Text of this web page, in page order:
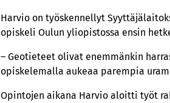
Harvio on työskennellyt
opiskeli Oulun yliopistossa ensin
– Geotieteet olivat enemmänkin
opiskelemalla aukeaa parempia
Opintojen aikana Harvio aloitti työt